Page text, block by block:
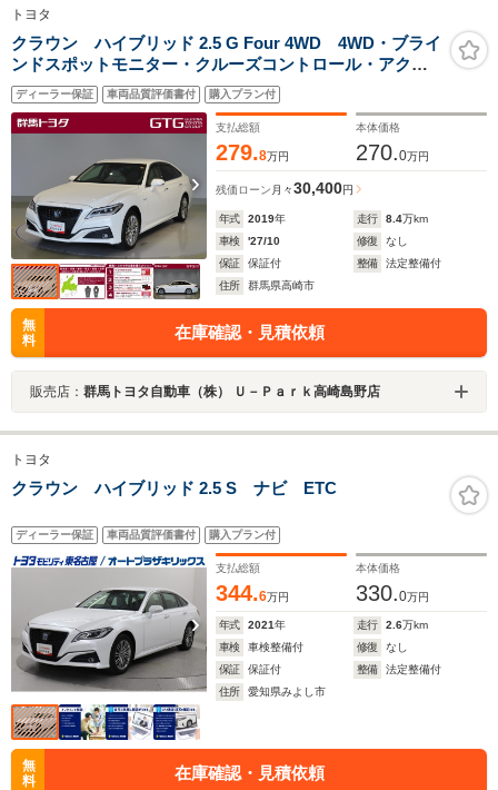
トシャドーライン ア
クティブベンチレーシ
ョン アルピナインテ
リアトリム Harman
Kardon
ライドドア
トヨタ
クラウン ハイブリッド 2.5 G Four 4WD 4WD・ブライ
ンドスポットモニター・クルーズコントロール・アクセ
ル踏み間違い・本革シート・電動シート・ミュージック
プレイヤー接続・スマートキー・全周囲カメラ・LEDラ
イト・アルミホイール・メモリーナビ
ディーラー保証 車両品質評価書付 購入プラン付
支払総額
279.8万円
本体価格
270.0万円
残価ローン 月々30,400円
年式 2019年 走行 8.4万km
車検
'27/10 修復
なし
保証
保証付 整備
法定整備付
住所
群馬県高崎市
無
料
在庫確認・見積依頼
販売店： 群馬トヨタ自動車（株） Ｕ－Ｐａｒｋ高崎島野店
トヨタ
クラウン ハイブリッド 2.5 S ナビ ETC
ディーラー保証 車両品質評価書付 購入プラン付
支払総額
344.6万円
本体価格
330.0万円
年式 2021年 走行 2.6万km
車検
車検整備付 修復
なし
保証
保証付 整備
法定整備付
住所
愛知県みよし市
無
料
在庫確認・見積依頼